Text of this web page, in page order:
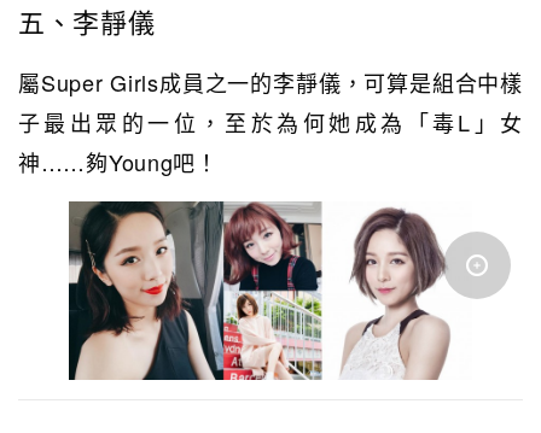
五、李靜儀
屬Super Girls成員之一的李靜儀，可算是組合中樣
子最出眾的一位，至於為何她成為「毒L」女
神……夠Young吧！